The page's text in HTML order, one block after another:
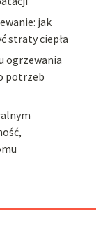
jak
straty ciepła
ogrzewania
potrzeb